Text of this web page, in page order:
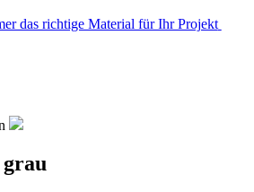
das richtige Material für Ihr Projekt